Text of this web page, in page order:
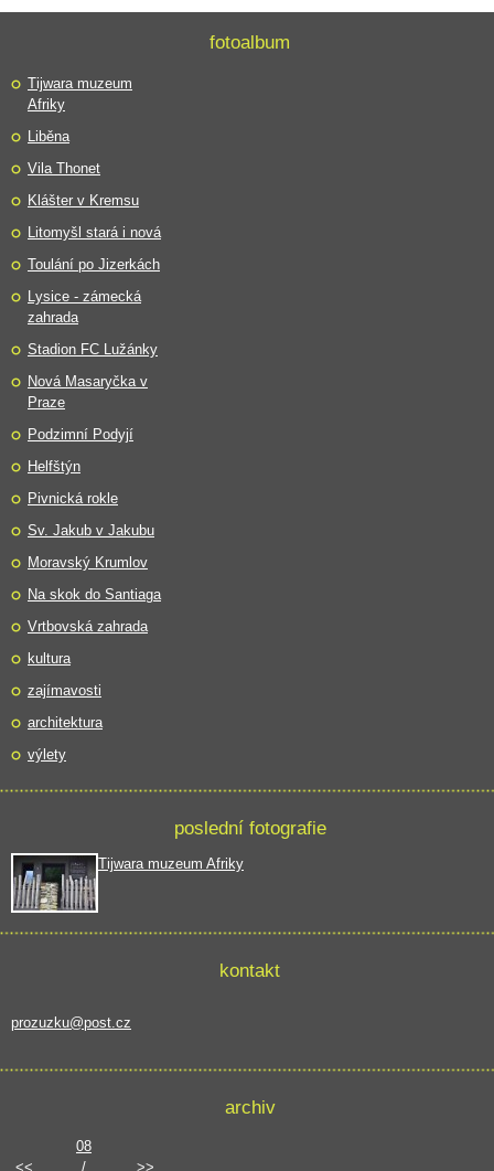
fotoalbum
Tijwara muzeum
Afriky
Liběna
Vila Thonet
Klášter v Kremsu
Litomyšl stará i nová
Toulání po Jizerkách
Lysice - zámecká
zahrada
Stadion FC Lužánky
Nová Masaryčka v
Praze
Podzimní Podyjí
Helfštýn
Pivnická rokle
Sv. Jakub v Jakubu
Moravský Krumlov
Na skok do Santiaga
Vrtbovská zahrada
kultura
zajímavosti
architektura
výlety
poslední fotografie
Tijwara muzeum Afriky
kontakt
prozuzku@post.cz
archiv
<<
08
/
>>